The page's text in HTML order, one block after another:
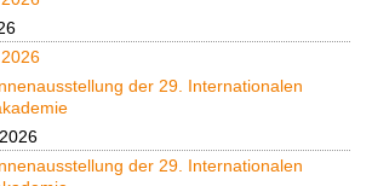
der 29. Internationalen
der 29. Internationalen